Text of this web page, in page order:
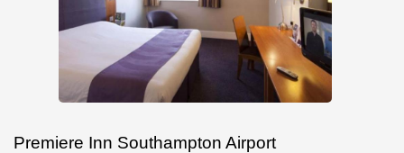
Premiere Inn Southampton Airport